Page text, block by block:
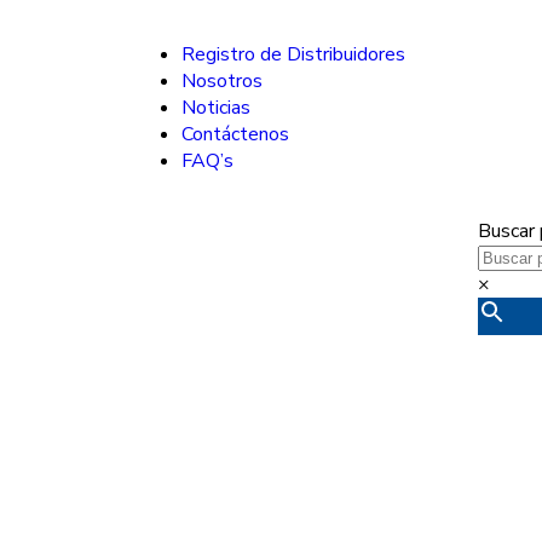
Registro de Distribuidores
Nosotros
Noticias
Contáctenos
FAQ’s
Buscar
×